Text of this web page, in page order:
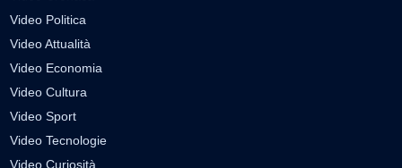
Video Politica
Video Attualità
Video Economia
Video Cultura
Video Sport
Video Tecnologie
Video Curiosità